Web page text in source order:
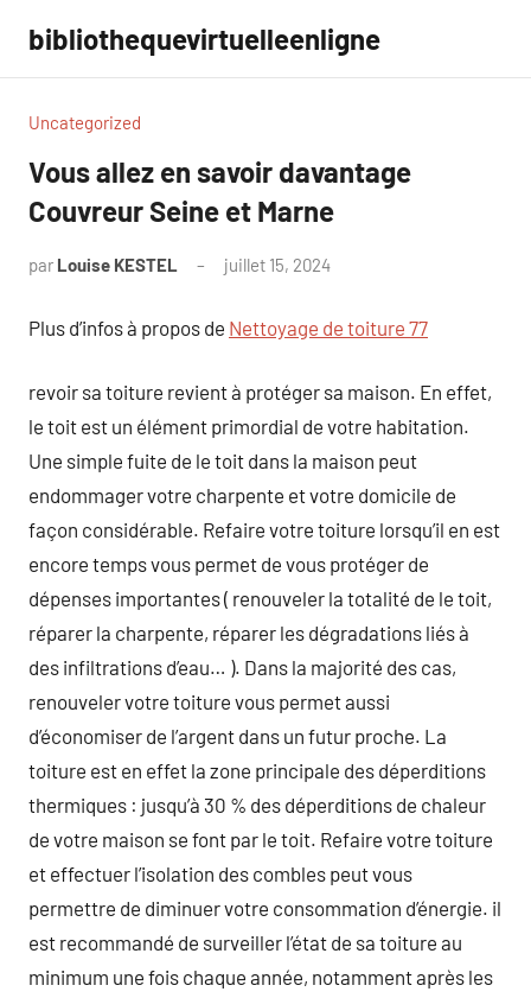
contenu
bibliothequevirtuelleenligne
Uncategorized
Vous allez en savoir davantage
Couvreur Seine et Marne
par Louise KESTEL juillet 15, 2024
Plus d’infos à propos de Nettoyage de toiture 77
revoir sa toiture revient à protéger sa maison. En effet,
le toit est un élément primordial de votre habitation.
Une simple fuite de le toit dans la maison peut
endommager votre charpente et votre domicile de
façon considérable. Refaire votre toiture lorsqu’il en est
encore temps vous permet de vous protéger de
dépenses importantes ( renouveler la totalité de le toit,
réparer la charpente, réparer les dégradations liés à
des infiltrations d’eau… ). Dans la majorité des cas,
renouveler votre toiture vous permet aussi
d’économiser de l’argent dans un futur proche. La
toiture est en effet la zone principale des déperditions
thermiques : jusqu’à 30 % des déperditions de chaleur
de votre maison se font par le toit. Refaire votre toiture
et effectuer l’isolation des combles peut vous
permettre de diminuer votre consommation d’énergie. il
est recommandé de surveiller l’état de sa toiture au
minimum une fois chaque année, notamment après les